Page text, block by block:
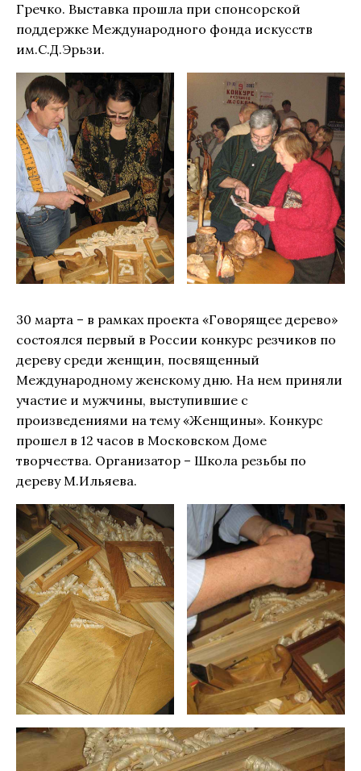
Гречко. Выставка прошла при спонсорской
поддержке Международного фонда искусств
им.С.Д.Эрьзи.
30 марта – в рамках проекта «Говорящее дерево»
состоялся первый в России конкурс резчиков по
дереву среди женщин, посвященный
Международному женскому дню. На нем приняли
участие и мужчины, выступившие с
произведениями на тему «Женщины». Конкурс
прошел в 12 часов в Московском Доме
творчества. Организатор – Школа резьбы по
дереву М.Ильяева.